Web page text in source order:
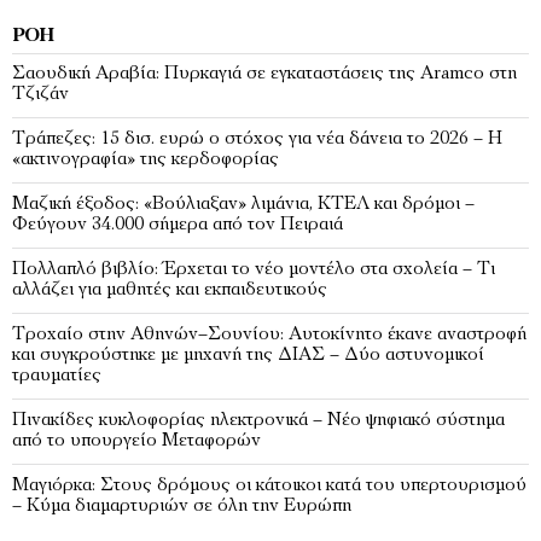
ΡΟΉ
Σαουδική Αραβία: Πυρκαγιά σε εγκαταστάσεις της Aramco στη
Τζιζάν
Τράπεζες: 15 δισ. ευρώ ο στόχος για νέα δάνεια το 2026 – Η
«ακτινογραφία» της κερδοφορίας
Μαζική έξοδος: «Βούλιαξαν» λιμάνια, ΚΤΕΛ και δρόμοι –
Φεύγουν 34.000 σήμερα από τον Πειραιά
Πολλαπλό βιβλίο: Έρχεται το νέο μοντέλο στα σχολεία – Τι
αλλάζει για μαθητές και εκπαιδευτικούς
Τροχαίο στην Αθηνών–Σουνίου: Αυτοκίνητο έκανε αναστροφή
και συγκρούστηκε με μηχανή της ΔΙΑΣ – Δύο αστυνομικοί
τραυματίες
Πινακίδες κυκλοφορίας ηλεκτρονικά – Νέο ψηφιακό σύστημα
από το υπουργείο Μεταφορών
Μαγιόρκα: Στους δρόμους οι κάτοικοι κατά του υπερτουρισμού
– Κύμα διαμαρτυριών σε όλη την Ευρώπη